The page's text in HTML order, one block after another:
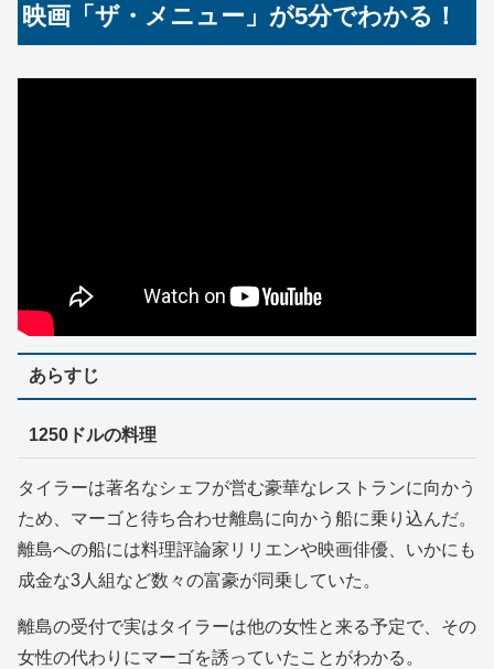
映画「ザ・メニュー」が5分でわかる！
あらすじ
1250ドルの料理
タイラーは著名なシェフが営む豪華なレストランに向かう
ため、マーゴと待ち合わせ離島に向かう船に乗り込んだ。
離島への船には料理評論家リリエンや映画俳優、いかにも
成金な3人組など数々の富豪が同乗していた。
離島の受付で実はタイラーは他の女性と来る予定で、その
女性の代わりにマーゴを誘っていたことがわかる。